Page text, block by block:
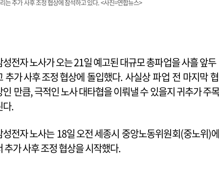
는 추가 사후 조정 협상에 참석하고 있다. <사진=연합뉴스>
성전자 노사가 오는 21일 예고된 대규모 총파업을 사흘 앞두
추가 사후 조정 협상에 돌입했다. 사실상 파업 전 마지막 협
인 만큼, 극적인 노사 대타협을 이뤄낼 수 있을지 귀추가 주목
다.
성전자 노사는 18일 오전 세종시 중앙노동위원회(중노위)에
추가 사후 조정 협상을 시작했다.